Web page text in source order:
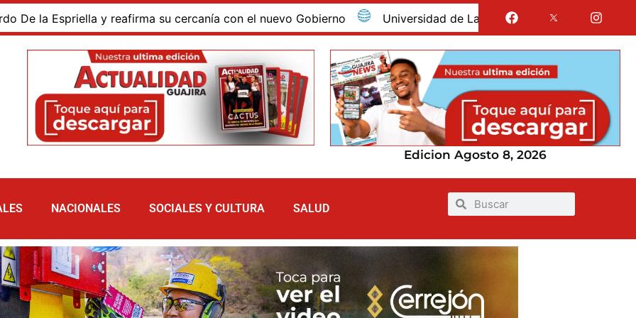
y reafirma su cercanía con el nuevo Gobierno Universidad de La Guajira celebró la obtención del
Edicion Agosto 8, 2026
NACIONALES SOCIALES Y CULTURA SALUD